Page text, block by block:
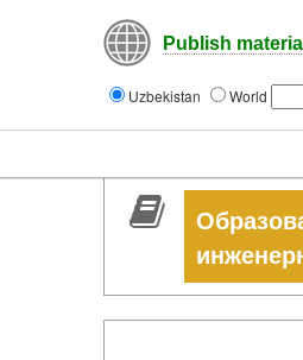
Publish
Uzbekistan World